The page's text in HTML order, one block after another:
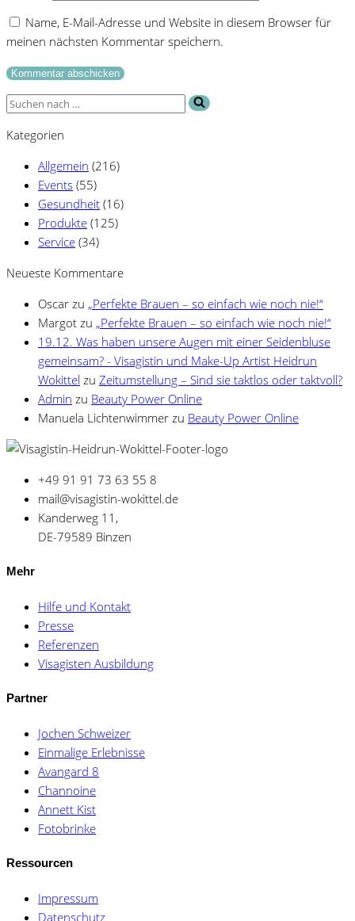
Name, E-Mail-Adresse und Website in diesem Browser für
meinen nächsten Kommentar speichern.
Suchen
Kategorien
Allgemein (216)
Events (55)
Gesundheit (16)
Produkte (125)
Service (34)
Neueste Kommentare
Oscar zu „Perfekte Brauen – so einfach wie noch nie!“
Margot zu „Perfekte Brauen – so einfach wie noch nie!“
19.12. Was haben unsere Augen mit einer Seidenbluse
gemeinsam? - Visagistin und Make-Up Artist Heidrun
Wokittel zu Zeitumstellung – Sind sie taktlos oder taktvoll?
Admin zu Beauty Power Online
Manuela Lichtenwimmer zu Beauty Power Online
+49 91 91 73 63 55 8
mail@visagistin-wokittel.de
Kanderweg 11,
DE-79589 Binzen
Mehr
Hilfe und Kontakt
Presse
Referenzen
Visagisten Ausbildung
Partner
Jochen Schweizer
Einmalige Erlebnisse
Avangard 8
Channoine
Annett Kist
Fotobrinke
Ressourcen
Impressum
Datenschutz